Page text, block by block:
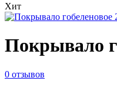
Хит
Покрывало
0 отзывов